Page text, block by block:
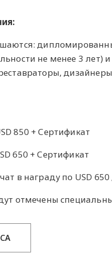
не менее 3 лет)
850 + Сертификат
650 + Сертификат
в награду по USD
отмечены